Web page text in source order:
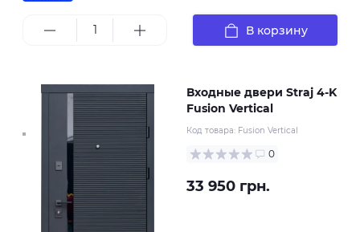
В корзину
Входные двери Straj 4-K
Fusion Vertical
Код товара: Fusion Vertical
0
33 950 грн.